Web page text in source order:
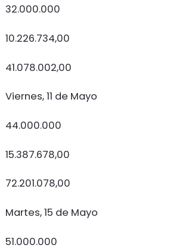
32.000.000
10.226.734,00
41.078.002,00
Viernes, 11 de Mayo
44.000.000
15.387.678,00
72.201.078,00
Martes, 15 de Mayo
51.000.000